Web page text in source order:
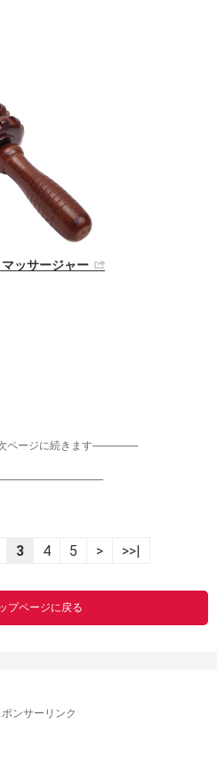
ッサージャー
ページに続きます-----------------
3 4 5 > >>|
プページに戻る
ンサーリンク